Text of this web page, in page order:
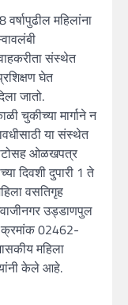
महिलांना
संस्थेत
घेत
जातो.
चुकीच्या मार्गाने न
या संस्थेत
ओळखपत्र
दिवशी दुपारी 1 ते
वसतिगृह
उड्डाणपुल
क्रमांक 02462-
महिला
केले आहे.